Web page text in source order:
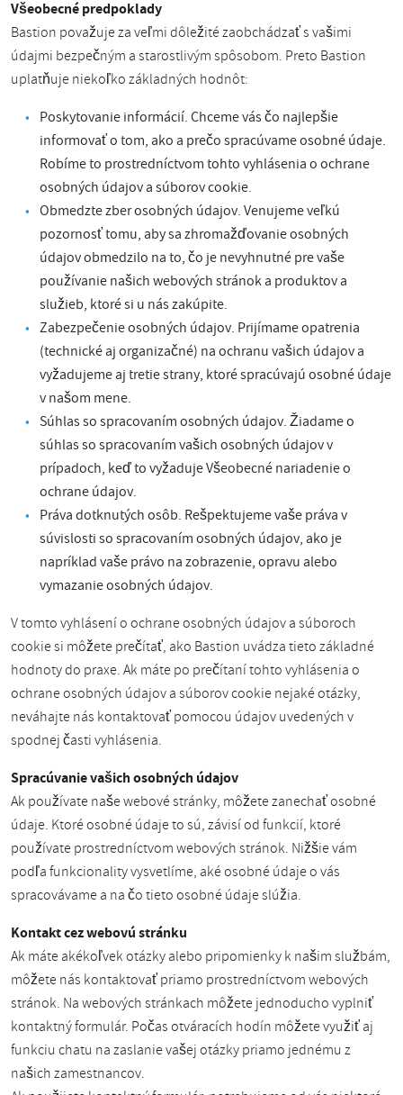
Všeobecné predpoklady
Bastion považuje za veľmi dôležité zaobchádzať s vašimi
údajmi bezpečným a starostlivým spôsobom. Preto Bastion
uplatňuje niekoľko základných hodnôt:
Poskytovanie informácií. Chceme vás čo najlepšie
informovať o tom, ako a prečo spracúvame osobné údaje.
Robíme to prostredníctvom tohto vyhlásenia o ochrane
osobných údajov a súborov cookie.
Obmedzte zber osobných údajov. Venujeme veľkú
pozornosť tomu, aby sa zhromažďovanie osobných
údajov obmedzilo na to, čo je nevyhnutné pre vaše
používanie našich webových stránok a produktov a
služieb, ktoré si u nás zakúpite.
Zabezpečenie osobných údajov. Prijímame opatrenia
(technické aj organizačné) na ochranu vašich údajov a
vyžadujeme aj tretie strany, ktoré spracúvajú osobné údaje
v našom mene.
Súhlas so spracovaním osobných údajov. Žiadame o
súhlas so spracovaním vašich osobných údajov v
prípadoch, keď to vyžaduje Všeobecné nariadenie o
ochrane údajov.
Práva dotknutých osôb. Rešpektujeme vaše práva v
súvislosti so spracovaním osobných údajov, ako je
napríklad vaše právo na zobrazenie, opravu alebo
vymazanie osobných údajov.
V tomto vyhlásení o ochrane osobných údajov a súboroch
cookie si môžete prečítať, ako Bastion uvádza tieto základné
hodnoty do praxe. Ak máte po prečítaní tohto vyhlásenia o
ochrane osobných údajov a súborov cookie nejaké otázky,
neváhajte nás kontaktovať pomocou údajov uvedených v
spodnej časti vyhlásenia.
Spracúvanie vašich osobných údajov
Ak používate naše webové stránky, môžete zanechať osobné
údaje. Ktoré osobné údaje to sú, závisí od funkcií, ktoré
používate prostredníctvom webových stránok. Nižšie vám
podľa funkcionality vysvetlíme, aké osobné údaje o vás
spracovávame a na čo tieto osobné údaje slúžia.
Kontakt cez webovú stránku
Ak máte akékoľvek otázky alebo pripomienky k našim službám,
môžete nás kontaktovať priamo prostredníctvom webových
stránok. Na webových stránkach môžete jednoducho vyplniť
kontaktný formulár. Počas otváracích hodín môžete využiť aj
funkciu chatu na zaslanie vašej otázky priamo jednému z
našich zamestnancov.